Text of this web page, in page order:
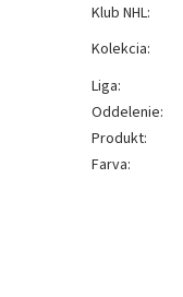
Klub NHL:
Kolekcia:
Liga:
Oddelenie:
Produkt:
Farva: